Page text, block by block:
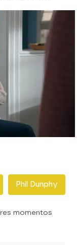
09:36
Phil Dunphy
momentos